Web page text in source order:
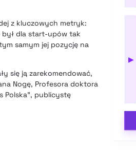
z kluczowych metryk:
dla start-upów tak
samym jej pozycję na
się ją zarekomendować,
Nogę, Profesora doktora
Polska”, publicystę
▶